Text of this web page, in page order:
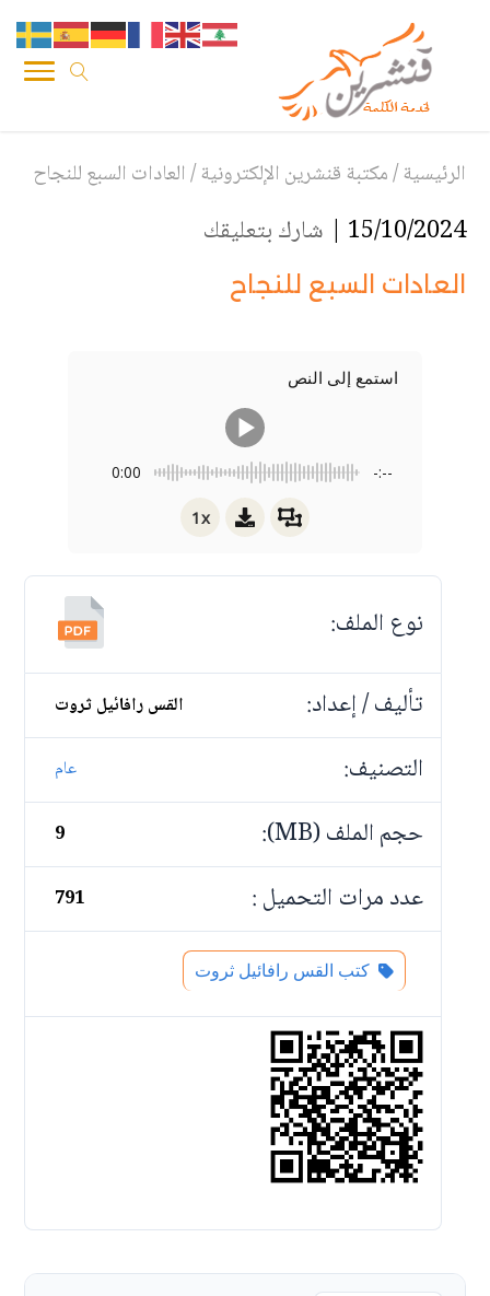
الرئيسية/مكتبة قنشرين الإلكترونية/العادات السبع للنجاح
15/10/2024 | شارك بتعليقك
العادات السبع للنجاح
استمع إلى النص
0:00 -:--
1x
نوع الملف:
تأليف / إعداد:
القس رافائيل ثروت
التصنيف: عام
حجم الملف (MB): 9
عدد مرات التحميل : 791
كتب القس رافائيل ثروت